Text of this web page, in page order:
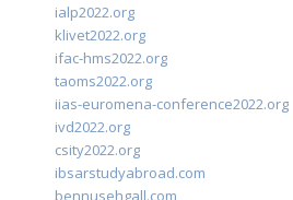
ialp2022.org
klivet2022.org
ifac-hms2022.org
taoms2022.org
iias-euromena-conference2022.org
ivd2022.org
csity2022.org
ibsarstudyabroad.com
bennusehgall.com